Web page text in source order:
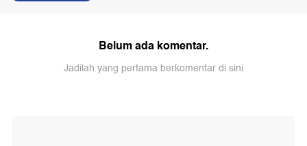
Belum ada komentar.
Jadilah yang pertama berkomentar di sini